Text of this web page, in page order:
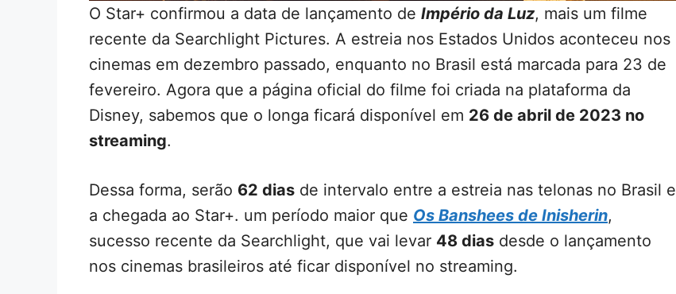
O Star+ confirmou a data de lançamento de Império da Luz, mais um filme
recente da Searchlight Pictures. A estreia nos Estados Unidos aconteceu nos
cinemas em dezembro passado, enquanto no Brasil está marcada para 23 de
fevereiro. Agora que a página oficial do filme foi criada na plataforma da
Disney, sabemos que o longa ficará disponível em 26 de abril de 2023 no
streaming.
Dessa forma, serão 62 dias de intervalo entre a estreia nas telonas no Brasil e
a chegada ao Star+. um período maior que Os Banshees de Inisherin,
sucesso recente da Searchlight, que vai levar 48 dias desde o lançamento
nos cinemas brasileiros até ficar disponível no streaming.